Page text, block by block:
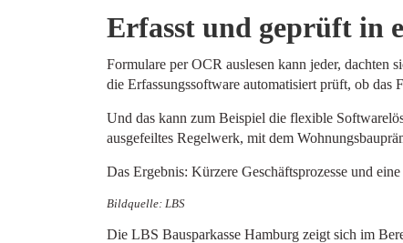
Erfasst und geprüft in
Formulare per OCR auslesen kann jeder, dachten
die Erfassungssoftware automatisiert prüft, ob das
Und das kann zum Beispiel die flexible
ausgefeiltes Regelwerk, mit dem
Das Ergebnis: Kürzere Geschäftsprozesse und
Bildquelle: LBS
Die LBS Bausparkasse Hamburg zeigt sich im